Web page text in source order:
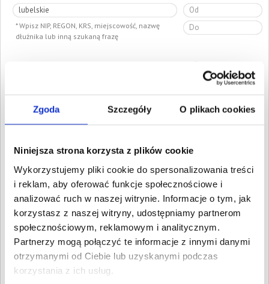
Zgoda Szczegóły O plikach cookies
Niniejsza strona korzysta z plików cookie
Wykorzystujemy pliki cookie do spersonalizowania treści
i reklam, aby oferować funkcje społecznościowe i
analizować ruch w naszej witrynie. Informacje o tym, jak
korzystasz z naszej witryny, udostępniamy partnerom
społecznościowym, reklamowym i analitycznym.
Partnerzy mogą połączyć te informacje z innymi danymi
otrzymanymi od Ciebie lub uzyskanymi podczas
korzystania z ich usług.
Wpisz NIP, REGON, KRS, miejscowość, nazwę
dłużnika lub inną szukaną frazę
Dłużnicy Wartość długu
Data
Trans
ALEXDOM URSZULA
KOSZAŁKA
Niedrzwica Duża, Lubelskie
LUPO NERO SPÓŁKA
Z OGRANICZONĄ
ODPOWIEDZIALNOŚCIĄ
Puławy, Lubelskie
7 472,58 PLN
17 maja
WAAM-BUD Wojciech
Groniewski
Feliksówka, Lubelskie
6 567,46 PLN